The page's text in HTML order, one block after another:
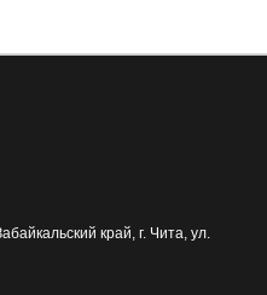
край, г. Чита, ул.